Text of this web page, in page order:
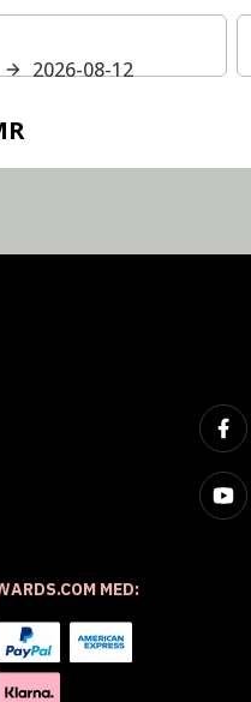
2026-08-12
MED: